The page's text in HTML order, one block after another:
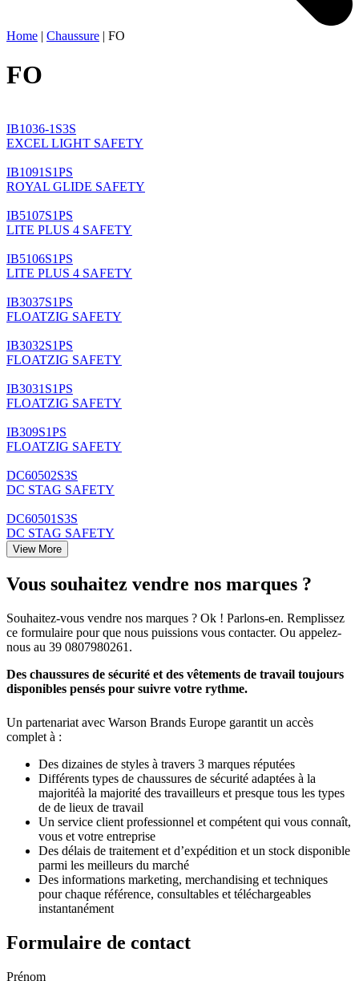
Home | Chaussure | FO
FO
IB1036-1S3S
EXCEL LIGHT SAFETY
IB1091S1PS
ROYAL GLIDE SAFETY
IB5107S1PS
LITE PLUS 4 SAFETY
IB5106S1PS
LITE PLUS 4 SAFETY
IB3037S1PS
FLOATZIG SAFETY
IB3032S1PS
FLOATZIG SAFETY
IB3031S1PS
FLOATZIG SAFETY
IB309S1PS
FLOATZIG SAFETY
DC60502S3S
DC STAG SAFETY
DC60501S3S
DC STAG SAFETY
View More
Vous souhaitez vendre nos marques ?
Souhaitez-vous vendre nos marques ? Ok ! Parlons-en. Remplissez
ce formulaire pour que nous puissions vous contacter. Ou appelez-
nous au 39 0807980261.
Des chaussures de sécurité et des vêtements de travail toujours
disponibles pensés pour suivre votre rythme.
Un partenariat avec Warson Brands Europe garantit un accès
complet à :
Des dizaines de styles à travers 3 marques réputées
Différents types de chaussures de sécurité adaptées à la
majoritéà la majorité des travailleurs et presque tous les types
de de lieux de travail
Un service client professionnel et compétent qui vous connaît,
vous et votre entreprise
Des délais de traitement et d’expédition et un stock disponible
parmi les meilleurs du marché
Des informations marketing, merchandising et techniques
pour chaque référence, consultables et téléchargeables
instantanément
Formulaire de contact
Prénom